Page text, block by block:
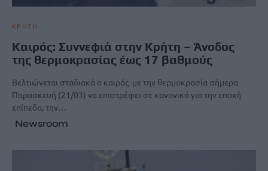
ΚΡΗΤΗ
Καιρός: Συννεφιά στην Κρήτη – Άνοδος
της θερμοκρασίας έως 17 βαθμούς
Βελτιώνεται σταδιακά ο καιρός με την θερμοκρασία σήμερα
Παρασκευή (21/03) να επιστρέφει σε κανονικά για την εποχή
επίπεδα, την…
Newsroom